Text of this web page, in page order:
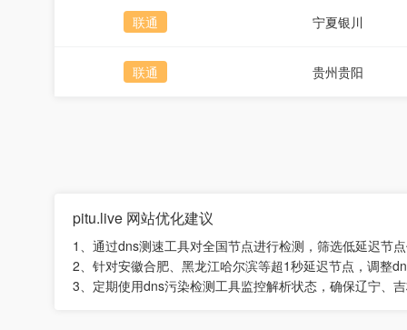
联通 宁夏银川
联通 贵州贵阳
pitu.live 网站优化建议
1、通过dns测速工具对全国节点进行检测，筛选低延迟节
2、针对安徽合肥、黑龙江哈尔滨等超1秒延迟节点，调整
3、定期使用dns污染检测工具监控解析状态，确保辽宁、